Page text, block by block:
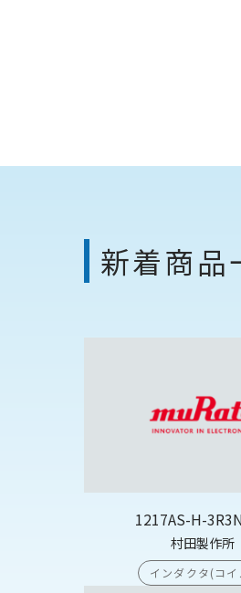
新着商品
1217AS-H-
村田製作所
インダクタ(コイ